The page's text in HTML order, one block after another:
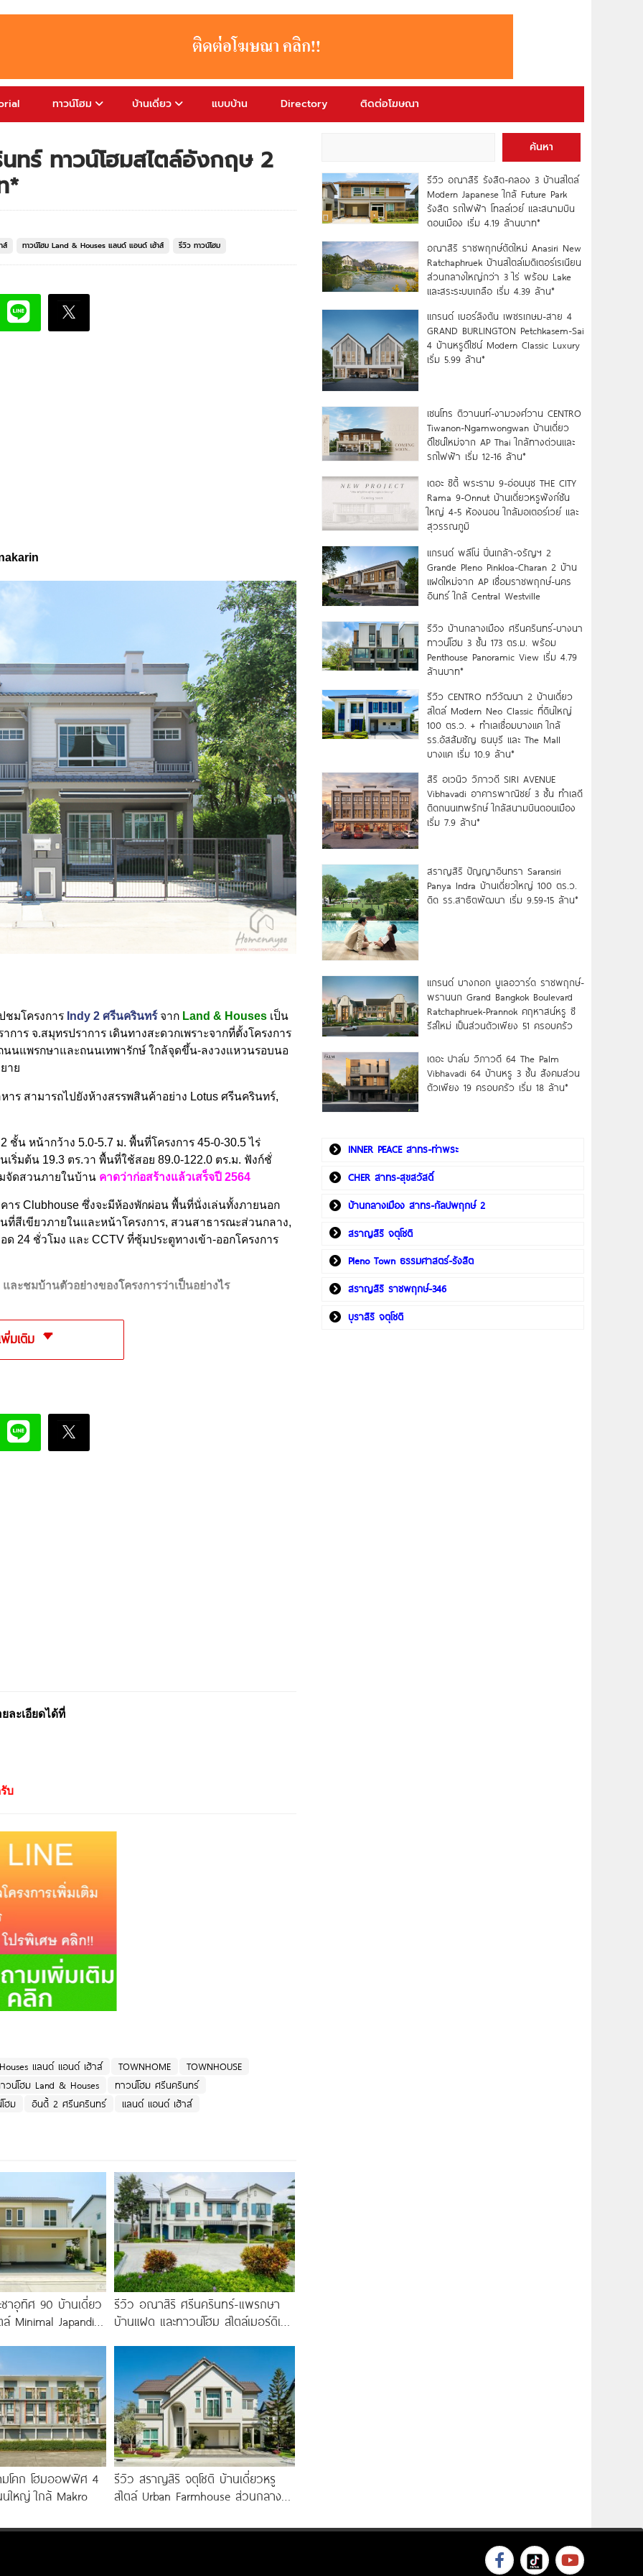
ทาวน์โฮม บ้านเดี่ยว แบบบ้าน Directory ติดต่อโฆษณา
ทร์ ทาวน์โฮมสไตล์อังกฤษ 2
*
ส์ ทาวน์โฮม Land & Houses แลนด์ แอนด์ เฮ้าส์ รีวิว ทาวน์โฮม
ชมโครงการ Indy 2 ศรีนครินทร์ จาก Land & Houses เป็น
าร จ.สมุทรปราการ เดินทางสะดวกเพราะจากที่ตั้งโครงการ
นแพรกษาและถนนเทพารักษ์ ใกล้จุดขึ้น-ลงวงแหวนรอบนอ
าย
ร สามารถไปยังห้างสรรพสินค้าอย่าง Lotus ศรีนครินทร์,
ชั้น หน้ากว้าง 5.0-5.7 ม. พื้นที่โครงการ 45-0-30.5ไร่
ริ่มต้น 19.3 ตร.วา พื้นที่ใช้สอย 89.0-122.0 ตร.ม. ฟังก์ชั่
จัดสวนภายในบ้าน คาดว่าก่อสร้างแล้วเสร็จปี 2564
าร Clubhouse ซึ่งจะมีห้องพักผ่อน พื้นที่นั่งเล่นทั้งภายนอก
ที่สีเขียวภายในและหน้าโครงการ, สวนสาธารณะส่วนกลาง,
24 ชั่วโมง และ CCTV ที่ซุ้มประตูทางเข้า-ออกโครงการ
ละชมบ้านตัวอย่างของโครงการว่าเป็นอย่างไร
มเติม
ละเอียดได้ที่
บ
แลนด์ แอนด์ เฮ้าส์ TOWNHOME
TOWNHOUSE
วน์โฮม Land & Houses
ทาวน์โฮม ศรีนครินทร์
ฮม
อินดี้ 2 ศรีนครินทร์ แลนด์ แอนด์ เฮ้าส์
าอุทิศ 90 บ้านเดี่ยว
Minimal Japandi
รีวิว อณาสิริ ศรีนครินทร์-แพรกษา
บ้านแฝด และทาวน์โฮม สไตล์เมอร์ดิเต
โคก โฮมออฟฟิศ 4
ใหญ่ ใกล้ Makro
รีวิว สราญสิริ จตุโชติ บ้านเดี่ยวหรู
สไตล์ Urban Farmhouse​ ส่วนกลาง
เริ่ม 8.59
ค้นหา
รีวิว อณาสิริ รังสิต-คลอง 3 บ้านสไตล์
Modern Japanese ใกล้ Future Park
รังสิต รถไฟฟ้า โทลล์เวย์ และสนามบิน
ดอนเมือง เริ่ม 4.19 ล้านบาท*
อณาสิริ ราชพฤกษ์ตัดใหม่ Anasiri New
Ratchaphruek บ้านสไตล์เมดิเตอร์เรเนียน
ส่วนกลางใหญ่กว่า 3 ไร่ พร้อม Lake
และสระระบบเกลือ เริ่ม 4.39 ล้าน*
แกรนด์ เบอร์ลิงตัน เพชรเกษม-สาย 4
GRAND BURLINGTON Petchkasem-Sai
4 บ้านหรูดีไซน์ Modern Classic Luxury
เริ่ม 5.99 ล้าน*
เซนโทร ติวานนท์-งามวงศ์วาน CENTRO
Tiwanon-Ngamwongwan บ้านเดี่ยว
ดีไซน์ใหม่จาก AP Thai ใกล้ทางด่วนและ
รถไฟฟ้า เริ่ม 12-16 ล้าน*
เดอะ ซิตี้ พระราม 9-อ่อนนุช THE CITY
Rama 9-Onnut บ้านเดี่ยวหรูฟังก์ชัน
ใหญ่ 4-5 ห้องนอน ใกล้มอเตอร์เวย์ และ
สุวรรณภูมิ
แกรนด์ พลีโน่ ปิ่นเกล้า-จรัญฯ 2
Grande Pleno Pinkloa-Charan 2 บ้าน
แฝดใหม่จาก AP เชื่อมราชพฤกษ์-นคร
อินทร์ ใกล้ Central Westville
รีวิว บ้านกลางเมือง ศรีนครินทร์-บางนา
ทาวน์โฮม 3 ชั้น 173 ตร.ม. พร้อม
Penthouse Panoramic View เริ่ม 4.79
ล้านบาท*
รีวิว CENTRO ทวีวัฒนา 2 บ้านเดี่ยว
สไตล์ Modern Neo Classic ที่ดินใหญ่
100 ตร.ว. + ทำเลเชื่อมบางแค ใกล้
รร.อัสสัมชัญ ธนบุรี และ The Mall
บางแค เริ่ม 10.9 ล้าน*
สิริ อเวนิว วิภาวดี SIRI AVENUE
Vibhavadi อาคารพาณิชย์ 3 ชั้น ทำเลดี
ติดถนนเทพรักษ์ ใกล้สนามบินดอนเมือง
เริ่ม 7.9 ล้าน*
สราญสิริ ปัญญาอินทรา Saransiri
Panya Indra บ้านเดี่ยวใหญ่ 100 ตร.ว.
ดิด รร.สาธิตพัฒนา เริ่ม 9.59-15 ล้าน*
แกรนด์ บางกอก บูเลอวาร์ด ราชพฤกษ์-
พรานนก Grand Bangkok Boulevard
Ratchaphruek-Prannok คฤหาสน์หรู ซี
รีส์ใหม่ เป็นส่วนตัวเพียง 51 ครอบครัว
เดอะ ปาล์ม วิภาวดี 64 The Palm
Vibhavadi 64 บ้านหรู 3 ชั้น สังคมส่วน
ตัวเพียง 19 ครอบครัว เริ่ม 18 ล้าน*
INNER PEACE สาทร-ท่าพระ
CHER สาทร-สุขสวัสดิ์
บ้านกลางเมือง สาทร-กัลปพฤกษ์ 2
สราญสิริ จตุโชติ
Pleno Town ธรรมศาสตร์-รังสิต
สราญสิริ ราชพฤกษ์-346
บุราสิริ จตุโชติ